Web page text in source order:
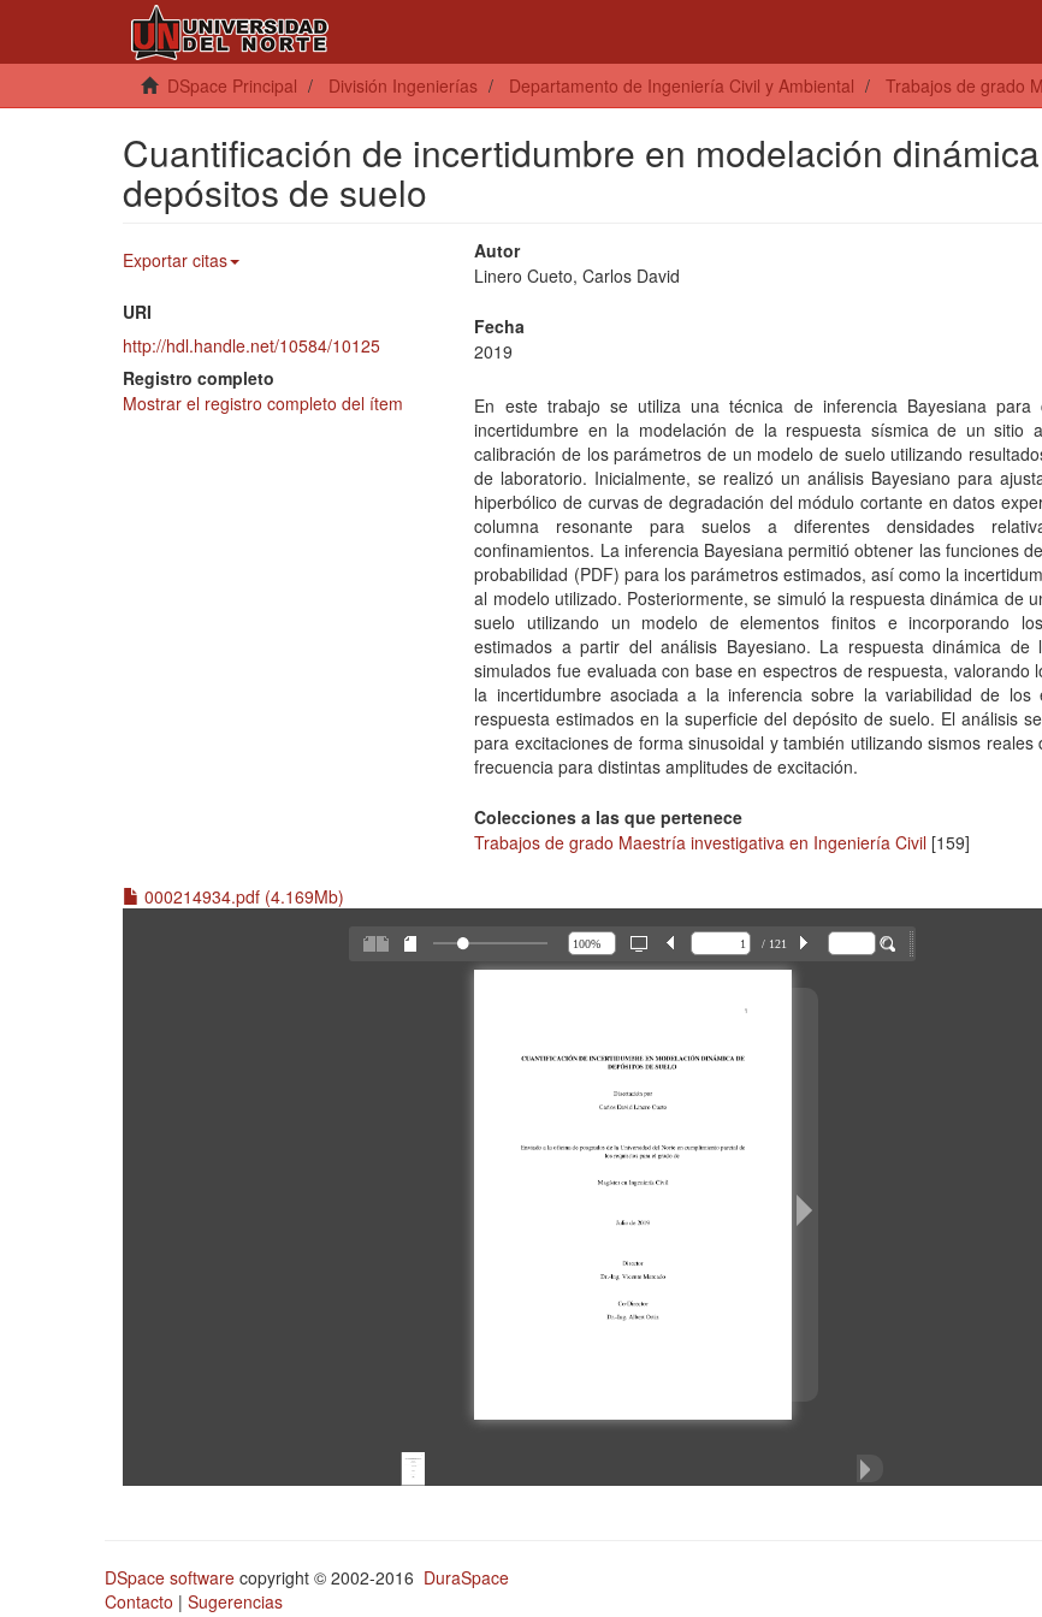
DSpace Principal División Ingenierías Departamento de Ingeniería Civil y Ambiental Trabajos de grado
Cuantificación de incertidumbre en modelación
depósitos de suelo
Exportar citas
URI
http://hdl.handle.net/10584/10125
Registro completo
Mostrar el registro completo del ítem
Autor
Linero Cueto, Carlos David
Fecha
2019
En este trabajo se utiliza una técnica de inferencia Bayesiana para
incertidumbre en la modelación de la respuesta sísmica de un sitio
calibración de los parámetros de un modelo de suelo utilizando
de laboratorio. Inicialmente, se realizó un análisis Bayesiano para
hiperbólico de curvas de degradación del módulo cortante en datos
columna resonante para suelos a diferentes densidades
confinamientos. La inferencia Bayesiana permitió obtener las funciones
probabilidad (PDF) para los parámetros estimados, así como la
al modelo utilizado. Posteriormente, se simuló la respuesta dinámica de
suelo utilizando un modelo de elementos finitos e incorporando
estimados a partir del análisis Bayesiano. La respuesta dinámica de
simulados fue evaluada con base en espectros de respuesta, valorando
la incertidumbre asociada a la inferencia sobre la variabilidad de los
respuesta estimados en la superficie del depósito de suelo. El análisis
para excitaciones de forma sinusoidal y también utilizando sismos reales
frecuencia para distintas amplitudes de excitación.
Colecciones a las que pertenece
Trabajos de grado Maestría investigativa en Ingeniería Civil [159]
000214934.pdf (4.169Mb)
/ 121
DSpace software copyright © 2002-2016 DuraSpace
Contacto | Sugerencias